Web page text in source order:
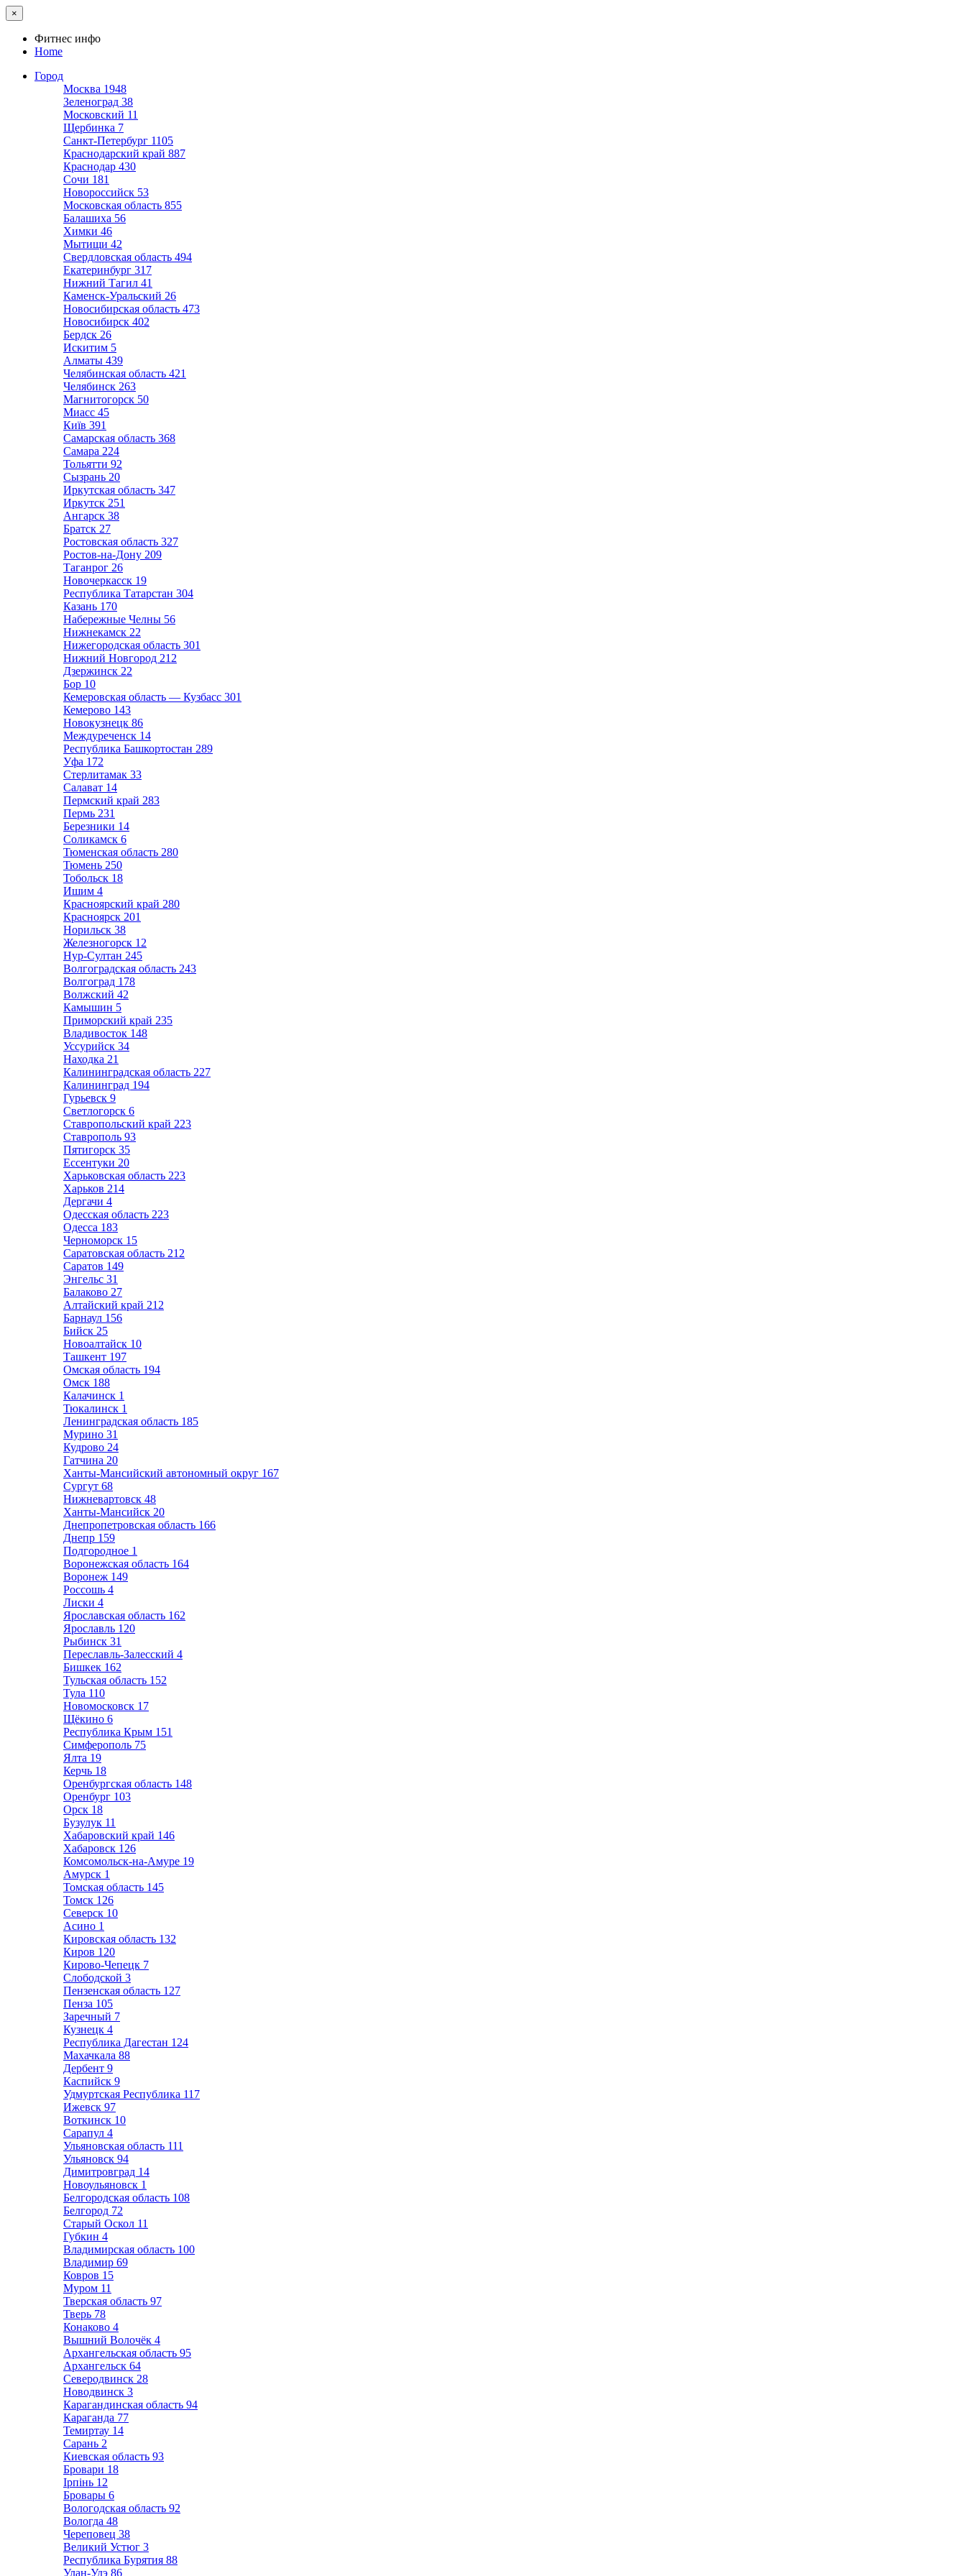
×
Фитнес инфо
Home
Город
Москва 1948
Зеленоград 38
Московский 11
Щербинка 7
Санкт-Петербург 1105
Краснодарский край 887
Краснодар 430
Сочи 181
Новороссийск 53
Московская область 855
Балашиха 56
Химки 46
Мытищи 42
Свердловская область 494
Екатеринбург 317
Нижний Тагил 41
Каменск-Уральский 26
Новосибирская область 473
Новосибирск 402
Бердск 26
Искитим 5
Алматы 439
Челябинская область 421
Челябинск 263
Магнитогорск 50
Миасс 45
Київ 391
Самарская область 368
Самара 224
Тольятти 92
Сызрань 20
Иркутская область 347
Иркутск 251
Ангарск 38
Братск 27
Ростовская область 327
Ростов-на-Дону 209
Таганрог 26
Новочеркасск 19
Республика Татарстан 304
Казань 170
Набережные Челны 56
Нижнекамск 22
Нижегородская область 301
Нижний Новгород 212
Дзержинск 22
Бор 10
Кемеровская область — Кузбасс 301
Кемерово 143
Новокузнецк 86
Междуреченск 14
Республика Башкортостан 289
Уфа 172
Стерлитамак 33
Салават 14
Пермский край 283
Пермь 231
Березники 14
Соликамск 6
Тюменская область 280
Тюмень 250
Тобольск 18
Ишим 4
Красноярский край 280
Красноярск 201
Норильск 38
Железногорск 12
Нур-Султан 245
Волгоградская область 243
Волгоград 178
Волжский 42
Камышин 5
Приморский край 235
Владивосток 148
Уссурийск 34
Находка 21
Калининградская область 227
Калининград 194
Гурьевск 9
Светлогорск 6
Ставропольский край 223
Ставрополь 93
Пятигорск 35
Ессентуки 20
Харьковская область 223
Харьков 214
Дергачи 4
Одесская область 223
Одесса 183
Черноморск 15
Саратовская область 212
Саратов 149
Энгельс 31
Балаково 27
Алтайский край 212
Барнаул 156
Бийск 25
Новоалтайск 10
Ташкент 197
Омская область 194
Омск 188
Калачинск 1
Тюкалинск 1
Ленинградская область 185
Мурино 31
Кудрово 24
Гатчина 20
Ханты-Мансийский автономный округ 167
Сургут 68
Нижневартовск 48
Ханты-Мансийск 20
Днепропетровская область 166
Днепр 159
Подгородное 1
Воронежская область 164
Воронеж 149
Россошь 4
Лиски 4
Ярославская область 162
Ярославль 120
Рыбинск 31
Переславль-Залесский 4
Бишкек 162
Тульская область 152
Тула 110
Новомосковск 17
Щёкино 6
Республика Крым 151
Симферополь 75
Ялта 19
Керчь 18
Оренбургская область 148
Оренбург 103
Орск 18
Бузулук 11
Хабаровский край 146
Хабаровск 126
Комсомольск-на-Амуре 19
Амурск 1
Томская область 145
Томск 126
Северск 10
Асино 1
Кировская область 132
Киров 120
Кирово-Чепецк 7
Слободской 3
Пензенская область 127
Пенза 105
Заречный 7
Кузнецк 4
Республика Дагестан 124
Махачкала 88
Дербент 9
Каспийск 9
Удмуртская Республика 117
Ижевск 97
Воткинск 10
Сарапул 4
Ульяновская область 111
Ульяновск 94
Димитровград 14
Новоульяновск 1
Белгородская область 108
Белгород 72
Старый Оскол 11
Губкин 4
Владимирская область 100
Владимир 69
Ковров 15
Муром 11
Тверская область 97
Тверь 78
Конаково 4
Вышний Волочёк 4
Архангельская область 95
Архангельск 64
Северодвинск 28
Новодвинск 3
Карагандинская область 94
Караганда 77
Темиртау 14
Сарань 2
Киевская область 93
Бровари 18
Ірпінь 12
Бровары 6
Вологодская область 92
Вологда 48
Череповец 38
Великий Устюг 3
Республика Бурятия 88
Улан-Удэ 86